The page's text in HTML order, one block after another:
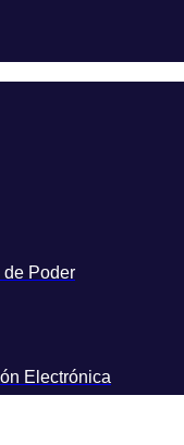
de Poder
Electrónica